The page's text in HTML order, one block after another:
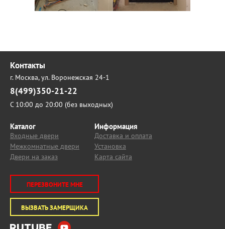
Контакты
г. Москва,ул. Воронежская 24-1
8(499)350-21-22
С 10:00 до 20:00 (без выходных)
Каталог
Входные двери
Межкомнатные двери
Двери на заказ
Информация
Доставка и оплата
Установка
Карта сайта
ПЕРЕЗВОНИТЕ МНЕ
ВЫЗВАТЬ ЗАМЕРЩИКА